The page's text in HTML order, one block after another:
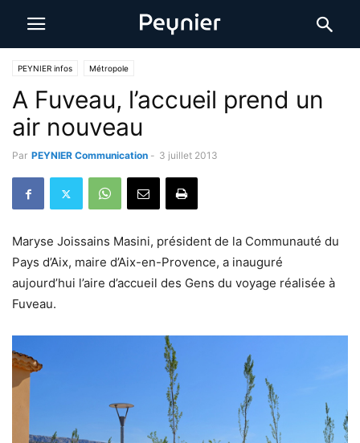
PEYNIER infos Métropole
A Fuveau, l’accueil prend un
air nouveau
Par PEYNIER Communication - 3 juillet 2013
Maryse Joissains Masini, président de la Communauté du
Pays d’Aix, maire d’Aix-en-Provence, a inauguré
aujourd’hui l’aire d’accueil des Gens du voyage réalisée à
Fuveau.